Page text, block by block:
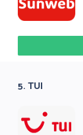
5. TUI